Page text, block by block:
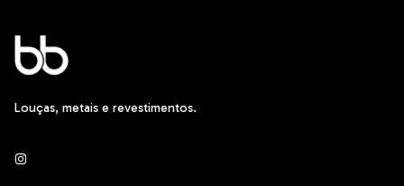
Louças, metais e revestimentos.